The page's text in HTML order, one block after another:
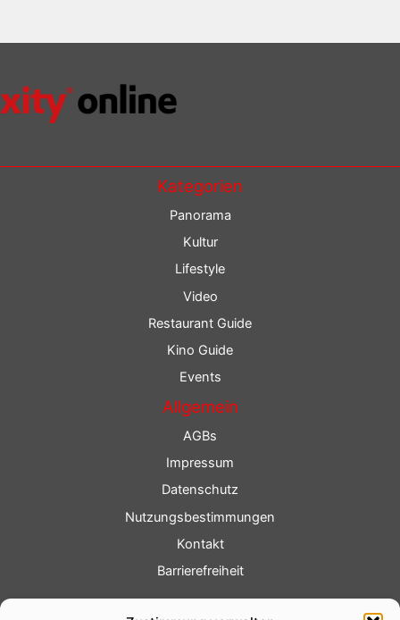
Kategorien
Panorama
Kultur
Lifestyle
Video
Restaurant Guide
Kino Guide
Events
Allgemein
AGBs
Impressum
Datenschutz
Nutzungsbestimmungen
Kontakt
Barrierefreiheit